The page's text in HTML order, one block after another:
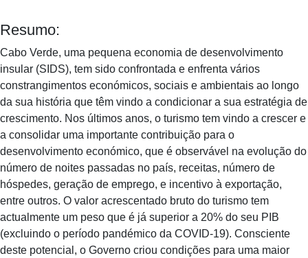
Resumo:
Cabo Verde, uma pequena economia de desenvolvimento
insular (SIDS), tem sido confrontada e enfrenta vários
constrangimentos económicos, sociais e ambientais ao longo
da sua história que têm vindo a condicionar a sua estratégia de
crescimento. Nos últimos anos, o turismo tem vindo a crescer e
a consolidar uma importante contribuição para o
desenvolvimento económico, que é observável na evolução do
número de noites passadas no país, receitas, número de
hóspedes, geração de emprego, e incentivo à exportação,
entre outros. O valor acrescentado bruto do turismo tem
actualmente um peso que é já superior a 20% do seu PIB
(excluindo o período pandémico da COVID-19). Consciente
deste potencial, o Governo criou condições para uma maior